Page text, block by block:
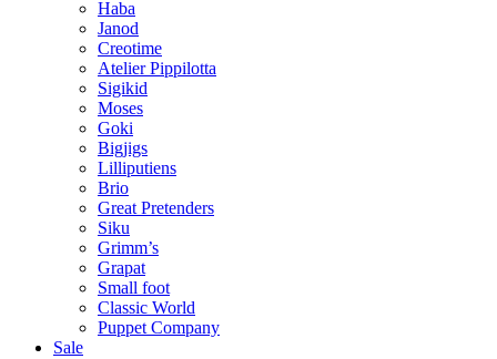
Haba
Janod
Creotime
Atelier Pippilotta
Sigikid
Moses
Goki
Bigjigs
Lilliputiens
Brio
Great Pretenders
Siku
Grimm’s
Grapat
Small foot
Classic World
Puppet Company
Sale